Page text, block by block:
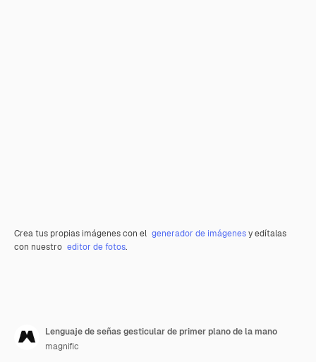
Crea tus propias imágenes con el generador de imágenesy edítalas
con nuestro editor de fotos.
Lenguaje de señas gesticular de primer plano de la mano
magnific